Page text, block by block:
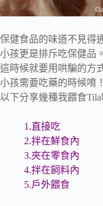
保健食品的味道不見得
小孩更是排斥吃保健品。
這時候就要用哄騙的方
小孩需要吃藥的時候唷！
以下分享幾種我餵食Tila
1.直接吃
2.拌在鮮食內
3.夾在零食內
4.拌在飼料內
5.戶外餵食